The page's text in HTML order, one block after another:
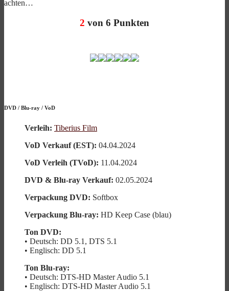
achten…
2 von 6 Punkten
DVD / Blu-ray / VoD
Verleih: Tiberius Film
VoD Verkauf (EST): 04.04.2024
VoD Verleih (TVoD): 11.04.2024
DVD & Blu-ray Verkauf: 02.05.2024
Verpackung DVD: Softbox
Verpackung Blu-ray: HD Keep Case (blau)
Ton DVD:
• Deutsch: DD 5.1, DTS 5.1
• Englisch: DD 5.1
Ton Blu-ray:
• Deutsch: DTS-HD Master Audio 5.1
• Englisch: DTS-HD Master Audio 5.1